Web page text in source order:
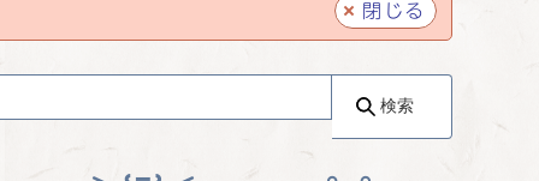
閉じる
検索